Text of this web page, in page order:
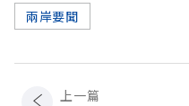
兩岸要聞
上一篇